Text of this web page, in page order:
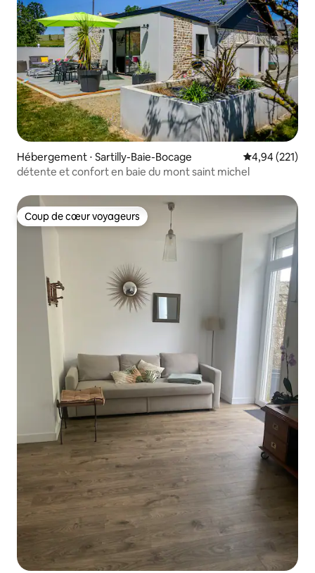
Hébergement ⋅ Sartilly-Baie-Bocage Évaluation
4,94 (221)
détente et confort en baie du mont saint michel
Coup de cœur voyageurs
Coup de cœur voyageurs